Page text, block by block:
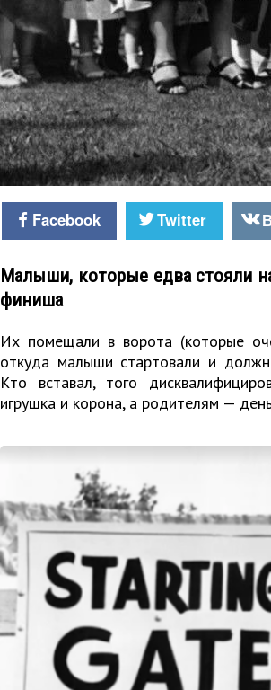
Facebook Twitter
Малыши, которые едва стояли
финиша
Их помещали в ворота (которые
откуда малыши стартовали и
Кто вставал, того
игрушка и корона, а родителям —